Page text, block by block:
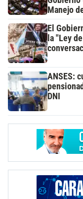
Manejo
El
la "Ley
ANSES:
DNI